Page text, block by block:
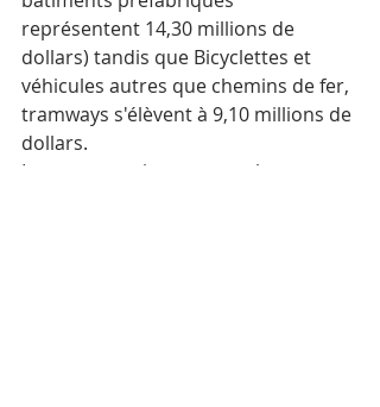
représentent 14,30 millions de
dollars) tandis que Bicyclettes et
véhicules autres que chemins de fer,
tramways s'élèvent à 9,10 millions de
dollars.
Les quatre suivants sont : le